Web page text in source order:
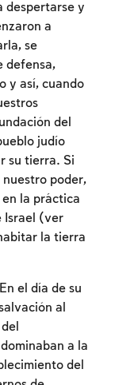
despertarse y
a
se
defensa,
y así, cuando
del
judío
su tierra. Si
nuestro poder,
la práctica
Israel (ver
la tierra
En el día de su
al
a la
del